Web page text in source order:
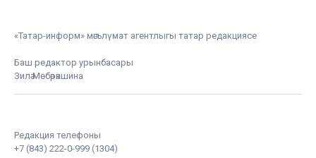
«Татар-информ» мәгълүмат агентлыгы татар редакциясе
Баш редактор урынбасары
Зилә Мөбәрәкшина
Редакция телефоны
+7 (843) 222-0-999 (1304)